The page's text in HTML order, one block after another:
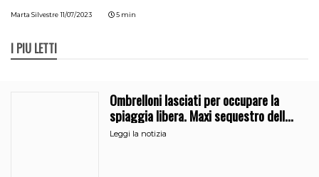
Marta Silvestre 11/07/2023 5 min
I PIÙ LETTI
Ombrelloni lasciati per occupare la
spiaggia libera. Maxi sequestro della
Guardia Costiera
Leggi la notizia